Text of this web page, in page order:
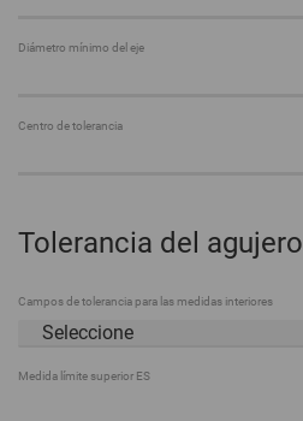
Diámetro mínimo del eje
Centro de tolerancia
Tolerancia del agujero
Campos de tolerancia para las medidas interiores
Medida límite superior ES